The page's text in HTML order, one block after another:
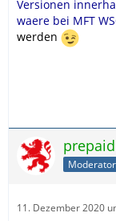
Versionen
waere bei MFT
werden
Moderator
11. Dezember 2020